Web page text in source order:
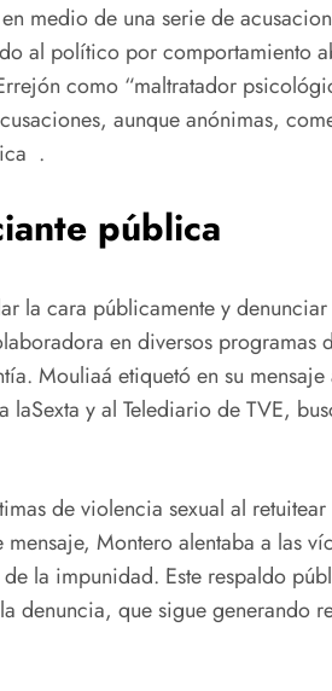
medio de una serie de
al político por comportamiento
como “maltratador
aunque anónimas,
.
pública
la cara públicamente y
en diversos programas
Mouliaá etiquetó en su
y al Telediario de TVE,
de violencia sexual al
Montero alentaba a las
la impunidad. Este respaldo
denuncia, que sigue generando